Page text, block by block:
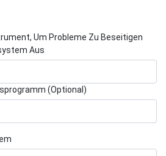
Um Probleme Zu Beseitigen
Aus
(Optional)